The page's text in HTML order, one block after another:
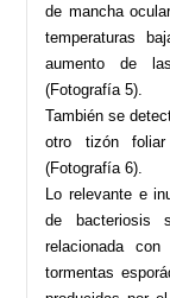
de mancha
temperaturas
aumento de
(Fotografía 5).
También se
otro tizón
(Fotografía 6).
Lo relevante e
de bacteriosis
relacionada
tormentas